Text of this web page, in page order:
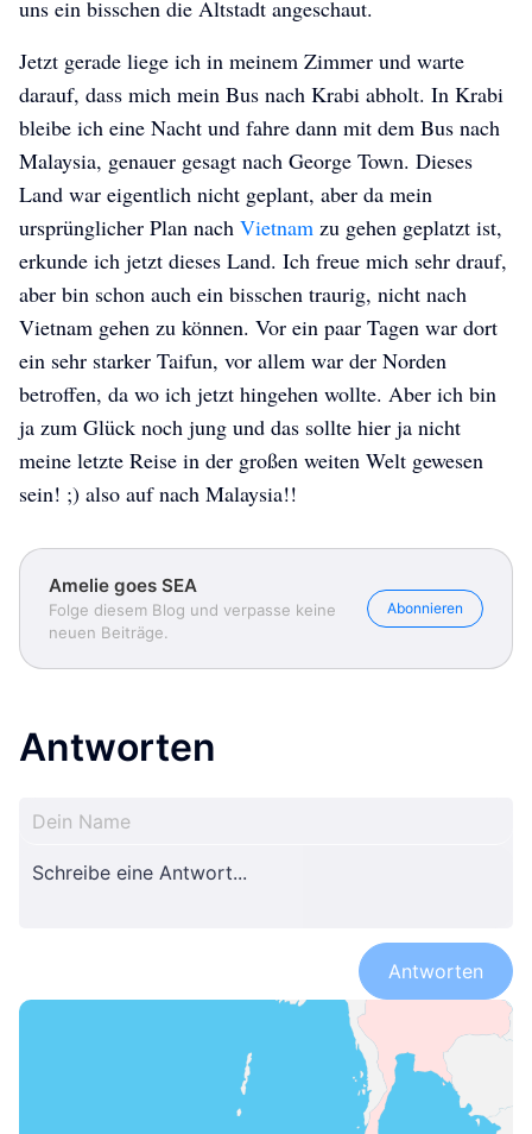
uns ein bisschen die Altstadt angeschaut.
Jetzt gerade liege ich in meinem Zimmer und warte
darauf, dass mich mein Bus nach Krabi abholt. In Krabi
bleibe ich eine Nacht und fahre dann mit dem Bus nach
Malaysia, genauer gesagt nach George Town. Dieses
Land war eigentlich nicht geplant, aber da mein
ursprünglicher Plan nach Vietnam zu gehen geplatzt ist,
erkunde ich jetzt dieses Land. Ich freue mich sehr drauf,
aber bin schon auch ein bisschen traurig, nicht nach
Vietnam gehen zu können. Vor ein paar Tagen war dort
ein sehr starker Taifun, vor allem war der Norden
betroffen, da wo ich jetzt hingehen wollte. Aber ich bin
ja zum Glück noch jung und das sollte hier ja nicht
meine letzte Reise in der großen weiten Welt gewesen
sein! ;) also auf nach Malaysia!!
Amelie goes SEA
Folge diesem Blog und verpasse keine
neuen Beiträge.
Abonnieren
Antworten
Antworten